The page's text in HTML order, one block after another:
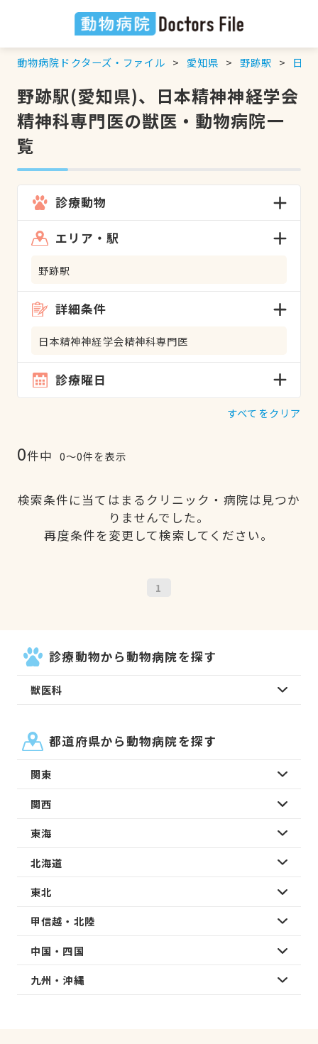
動物病院ドクターズ・ファイル 愛知県 野跡駅 日本
野跡駅(愛知県)、日本精神神経学会
精神科専門医の獣医・動物病院一
覧
診療動物
エリア・駅
野跡駅
詳細条件
日本精神神経学会精神科専門医
診療曜日
すべてをクリア
0件中 0〜0件を表示
検索条件に当てはまるクリニック・病院は見つか
りませんでした。
再度条件を変更して検索してください。
1
診療動物から動物病院を探す
獣医科
都道府県から動物病院を探す
関東
関西
東海
北海道
東北
甲信越・北陸
中国・四国
九州・沖縄